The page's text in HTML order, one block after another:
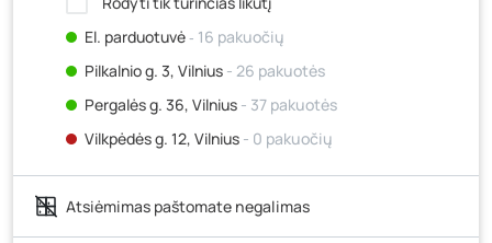
El. parduotuvė‐ 16 pakuočių
Pilkalnio g. 3, Vilnius - 26 pakuotės
Pergalės g. 36, Vilnius - 37 pakuotės
Vilkpėdės g. 12, Vilnius - 0 pakuočių
Ateities g. 15, Vilnius- 30 pakuočių
Kauno r., Narsiečių k., Vytauto g. 183, Kaunas
pakuotės
Atsiėmimas paštomate negalimas